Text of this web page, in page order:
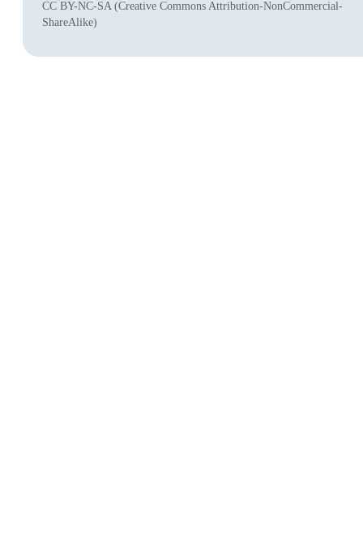
CC BY-NC-SA (Creative Commons Attribution-NonCommercial-
ShareAlike)